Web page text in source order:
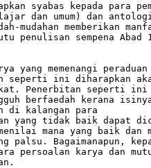
syabas kepada para
dan umum) dan
mudahan memberikan
penulisan sempena Abad
yang memenangi
seperti ini diharapkan
Penerbitan seperti ini
berfaedah kerana
di kalangan para
yang tidak baik dapat
mana yang baik dan
palsu. Bagaimanapun,
persoalan karya dan